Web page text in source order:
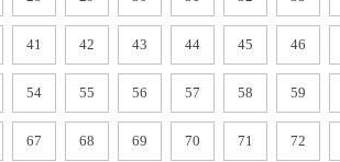
41 42 43 44 45 46
54 55 56 57 58 59
67 68 69 70 71 72